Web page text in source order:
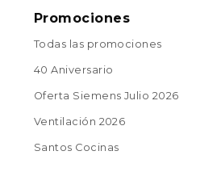
Promociones
Todas las promociones
40 Aniversario
Oferta Siemens Julio 2026
Ventilación 2026
Santos Cocinas